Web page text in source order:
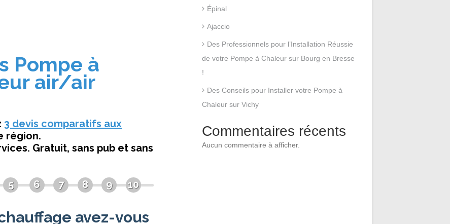
Épinal
Ajaccio
Des Professionnels pour l’Installation Réussie
de votre Pompe à Chaleur sur Bourg en Bresse
!
Des Conseils pour Installer votre Pompe à
Chaleur sur Vichy
Commentaires récents
Aucun commentaire à afficher.